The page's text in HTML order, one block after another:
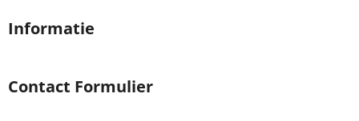
Informatie
Contact Formulier